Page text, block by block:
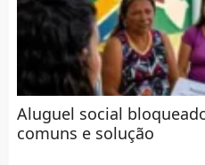
Aluguel social
comuns e solução